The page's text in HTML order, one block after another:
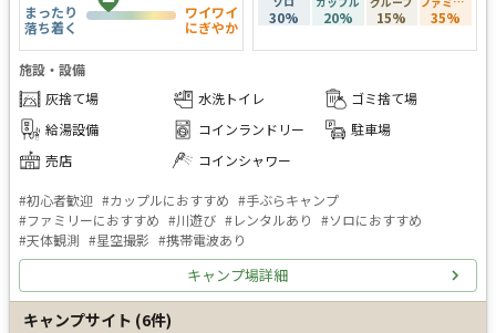
まったり
落ち着く
ワイワイ
にぎやか
30% 20% 15% 35%
施設・設備
灰捨て場
水洗トイレ
ゴミ捨て場
給湯設備
コインランドリー
駐車場
売店
コインシャワー
#初心者歓迎 #カップルにおすすめ #手ぶらキャンプ
#ファミリーにおすすめ #川遊び #レンタルあり #ソロにおすすめ
#天体観測 #星空撮影 #携帯電波あり
キャンプ場詳細
キャンプサイト (6件)